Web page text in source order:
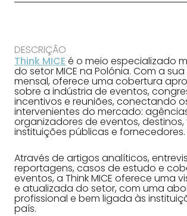
DESCRIÇÃO
Think MICE é o meio especializado
do setor MICE na Polónia. Com a
mensal, oferece uma cobertura
sobre a indústria de eventos,
incentivos e reuniões, conectando
intervenientes do mercado:
organizadores de eventos, destinos,
instituições públicas e fornecedores.
Através de artigos analíticos,
reportagens, casos de estudo e
eventos, a Think MICE oferece uma
e atualizada do setor, com uma
profissional e bem ligada às
país.